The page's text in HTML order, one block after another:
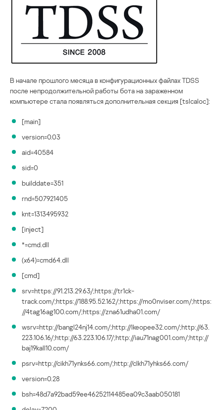
В начале прошлого месяца в конфигурационных файлах TDSS
после непродолжительной работы бота на зараженном
компьютере стала появляться дополнительная секция [tslcaloc]:
[main]
version=0.03
aid=40584
sid=0
builddate=351
rnd=507921405
knt=1313495932
[inject]
*=cmd.dll
(x64)=cmd64.dll
[cmd]
srv=https://91.213.29.63/;https://tr1ck-
track.com/;https://188.95.52.162/;https://mo0nviser.com/;https:
//4tag16ag100.com/;https://zna61udha01.com/
wsrv=http://bangl24nj14.com/;http://lkeopee32.com/;http://63.
223.106.16/;http://63.223.106.17/;http://iau71nag001.com/;http://
baj19kall10.com/
psrv=http://cikh71ynks66.com/;http://clkh71yhks66.com/
version=0.28
bsh=48d7a92bad59ee46252114485ea09c3aab050181